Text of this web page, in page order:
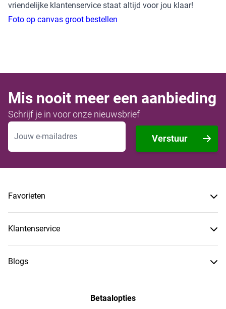
vriendelijke klantenservice staat altijd voor jou klaar!
Foto op canvas groot bestellen
Mis nooit meer een aanbieding
Schrijf je in voor onze nieuwsbrief
E-mailadres
Verstuur
Favorieten
Klantenservice
Blogs
Betaalopties